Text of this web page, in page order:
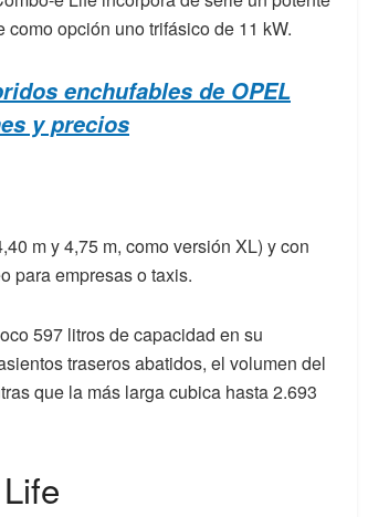
opción uno trifásico de 11 kW.
enchufables de OPEL
y precios
m y 4,75 m, como versión XL) y con
para empresas o taxis.
597 litros de capacidad en su
traseros abatidos, el volumen del
que la más larga cubica hasta 2.693